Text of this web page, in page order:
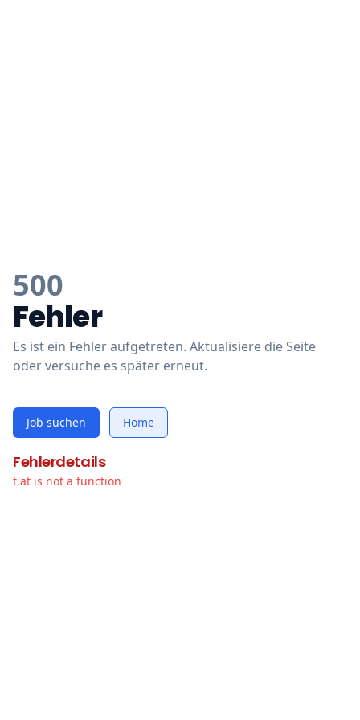
500
Fehler
Es ist ein Fehler aufgetreten. Aktualisiere die Seite
oder versuche es später erneut.
Job suchen Home
Fehlerdetails
t.at is not a function